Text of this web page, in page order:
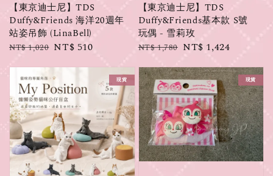
【東京迪士尼】TDS
Duffy&Friends 海洋20週年
站姿吊飾 (LinaBell)
Regular
NT$ 1,020 Sale
NT$ 510
【東京迪士尼】TDS
Duffy&Friends基本款 S號
玩偶 - 雪莉玫
Regular
NT$ 1,780 Sale
NT$ 1,424
現貨 現貨